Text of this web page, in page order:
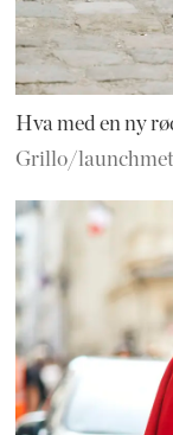
Hva med en ny
Grillo/